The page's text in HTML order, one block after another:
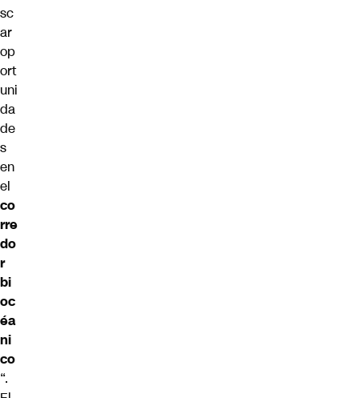
sc
ar
op
ort
uni
da
de
s
en
el
co
rre
do
r
bi
oc
éa
ni
co
“.